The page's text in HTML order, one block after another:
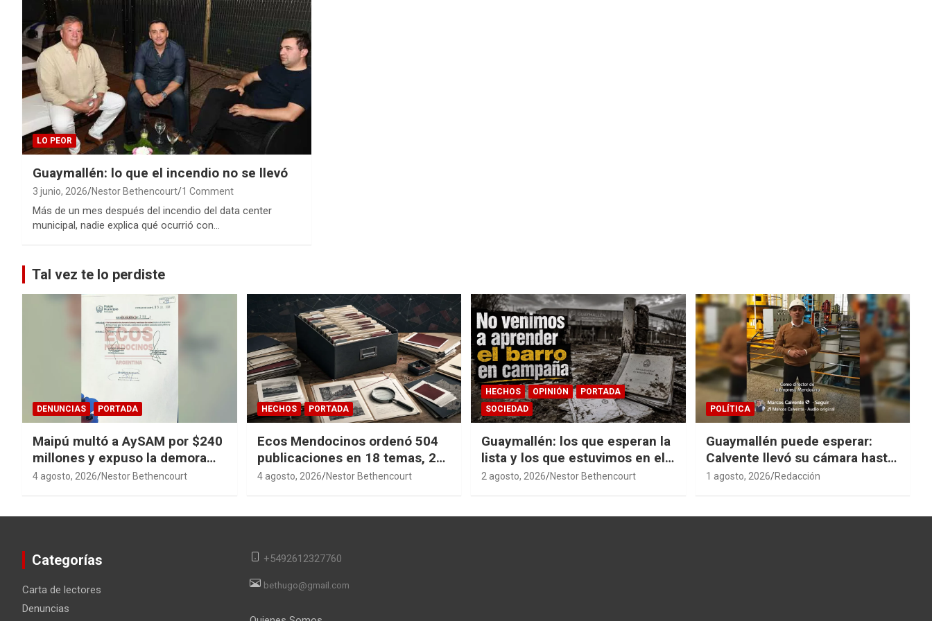
LO PEOR
Guaymallén: lo que el incendio no se llevó
3 junio, 2026 Nestor Bethencourt 1 Comment
Más de un mes después del incendio del data center
municipal, nadie explica qué ocurrió con…
Tal vez te lo perdiste
DENUNCIAS PORTADA
Maipú multó a AySAM por $240
millones y expuso la demora
cloacal en Guaymallén
4 agosto, 2026 Nestor Bethencourt
HECHOS PORTADA
Ecos Mendocinos ordenó 504
publicaciones en 18 temas, 27
sagas y 14 índices para
4 agosto, 2026 Nestor Bethencourt
HECHOS OPINIÓN
PORTADA
SOCIEDAD
Guaymallén: los que esperan la
lista y los que estuvimos en el
barro
2 agosto, 2026 Nestor Bethencourt
POLÍTICA
Guaymallén puede esperar:
Calvente llevó su cámara hasta
San Rafael
1 agosto, 2026 Redacción
Categorías
Carta de lectores
Denuncias
+5492612327760
bethugo@gmail.com